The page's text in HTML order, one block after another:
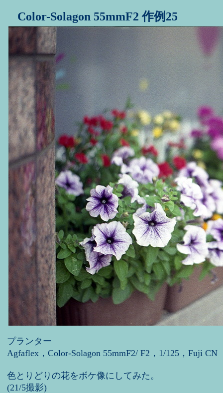
Color-Solagon 55mmF2 作例25
プランター
Agfaflex，Color-Solagon 55mmF2/ F2，1/125，Fuji CN
色とりどりの花をボケ像にしてみた。
(21/5撮影)